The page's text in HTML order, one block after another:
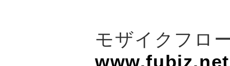
モザイクフロ